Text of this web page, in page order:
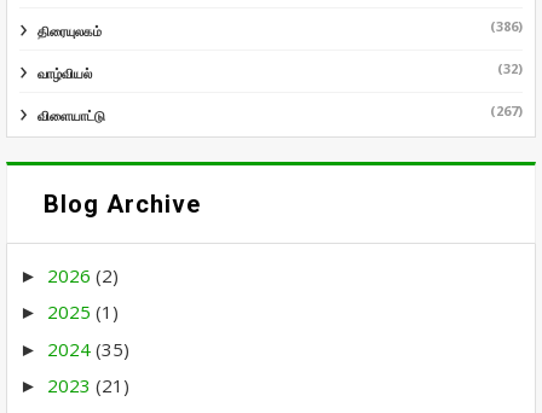
திரையுலகம் (386)
வாழ்வியல் (32)
விளையாட்டு (267)
Blog Archive
► 2026 (2)
► 2025 (1)
► 2024 (35)
► 2023 (21)